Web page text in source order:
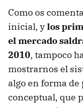
Como os
inicial, ylos
el mercado
2010, tampoco
mostrarnos el
algo en forma
conceptual, que